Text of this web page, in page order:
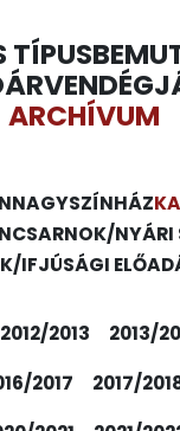
TÍPUS
ARCHÍVUM
NAGYSZÍNHÁZ
CSARNOK/NYÁRI
IFJÚSÁGI
2012/2013 2013/
2017 2017/